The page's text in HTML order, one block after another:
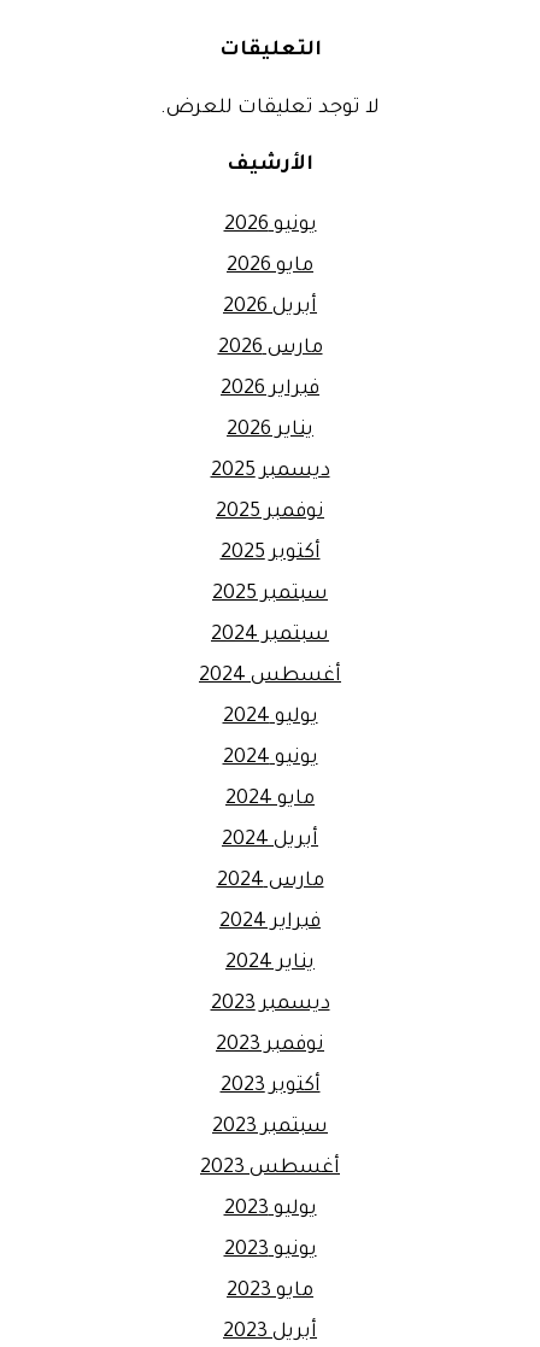
التعليقات
لا توجد تعليقات للعرض.
الأرشيف
يونيو 2026
مايو 2026
أبريل 2026
مارس 2026
فبراير 2026
يناير 2026
ديسمبر 2025
نوفمبر 2025
أكتوبر 2025
سبتمبر 2025
سبتمبر 2024
أغسطس 2024
يوليو 2024
يونيو 2024
مايو 2024
أبريل 2024
مارس 2024
فبراير 2024
يناير 2024
ديسمبر 2023
نوفمبر 2023
أكتوبر 2023
سبتمبر 2023
أغسطس 2023
يوليو 2023
يونيو 2023
مايو 2023
أبريل 2023